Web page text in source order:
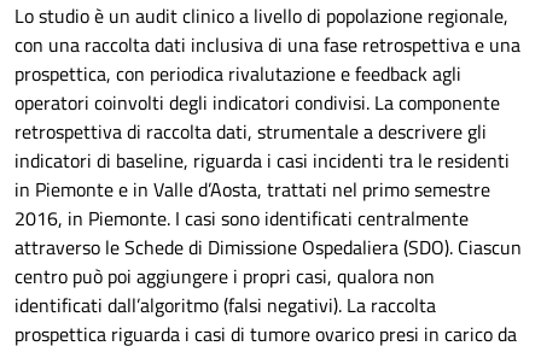
Lo studio è un audit clinico a livello di popolazione regionale,
con una raccolta dati inclusiva di una fase retrospettiva e una
prospettica, con periodica rivalutazione e feedback agli
operatori coinvolti degli indicatori condivisi. La componente
retrospettiva di raccolta dati, strumentale a descrivere gli
indicatori di baseline, riguarda i casi incidenti tra le residenti
in Piemonte e in Valle d’Aosta, trattati nel primo semestre
2016, in Piemonte. I casi sono identificati centralmente
attraverso le Schede di Dimissione Ospedaliera (SDO). Ciascun
centro può poi aggiungere i propri casi, qualora non
identificati dall’algoritmo (falsi negativi). La raccolta
prospettica riguarda i casi di tumore ovarico presi in carico da